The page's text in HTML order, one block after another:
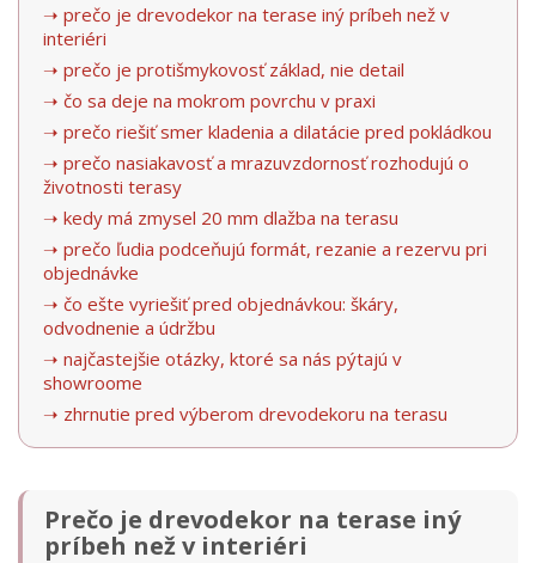
➝ prečo je drevodekor na terase iný príbeh než v
interiéri
➝ prečo je protišmykovosť základ, nie detail
➝ čo sa deje na mokrom povrchu v praxi
➝ prečo riešiť smer kladenia a dilatácie pred pokládkou
➝ prečo nasiakavosť a mrazuvzdornosť rozhodujú o
životnosti terasy
➝ kedy má zmysel 20 mm dlažba na terasu
➝ prečo ľudia podceňujú formát, rezanie a rezervu pri
objednávke
➝ čo ešte vyriešiť pred objednávkou: škáry,
odvodnenie a údržbu
➝ najčastejšie otázky, ktoré sa nás pýtajú v
showroome
➝ zhrnutie pred výberom drevodekoru na terasu
Prečo je drevodekor na terase iný
príbeh než v interiéri